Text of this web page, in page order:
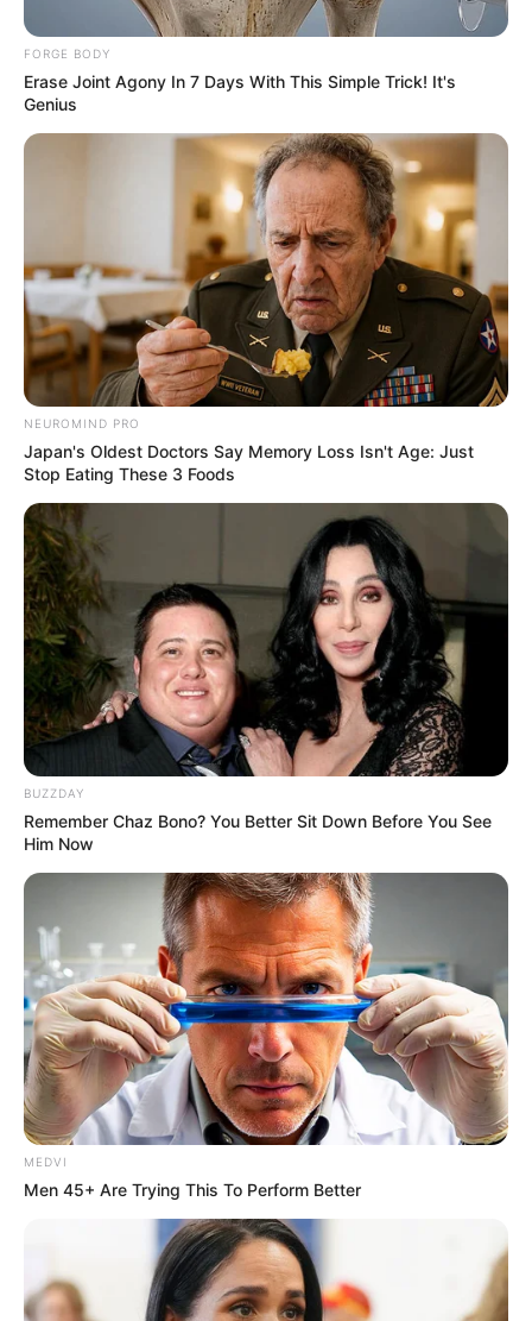
FORGE BODY
Erase Joint Agony In 7 Days With This Simple Trick! It's
Genius
NEUROMIND PRO
Japan's Oldest Doctors Say Memory Loss Isn't Age: Just
Stop Eating These 3 Foods
BUZZDAY
Remember Chaz Bono? You Better Sit Down Before You See
Him Now
MEDVI
Men 45+ Are Trying This To Perform Better